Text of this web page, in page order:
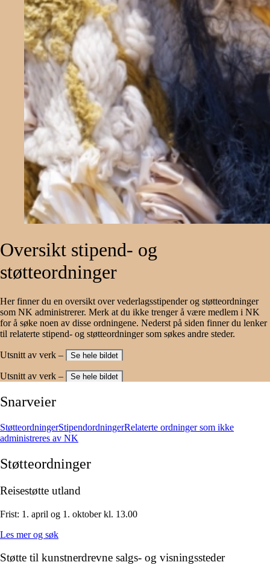
Oversikt stipend- og
støtteordninger
Her finner du en oversikt over vederlagsstipender og støtteordninger
som NK administrerer. Merk at du ikke trenger å være medlem i NK
for å søke noen av disse ordningene. Nederst på siden finner du lenker
til relaterte stipend- og støtteordninger som søkes andre steder.
Utsnitt av verk – Se hele bildet
Utsnitt av verk – Se hele bildet
Snarveier
StøtteordningerStipendordningerRelaterte ordninger som ikke
administreres av NK
Støtteordninger
Reisestøtte utland
Frist: 1. april og 1. oktober kl. 13.00
Les mer og søk
Støtte til kunstnerdrevne salgs- og visningssteder